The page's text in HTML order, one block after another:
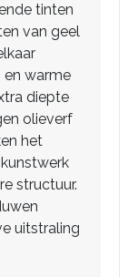
tinten
van geel
en warme
diepte
olieverf
het
structuur.
uitstraling